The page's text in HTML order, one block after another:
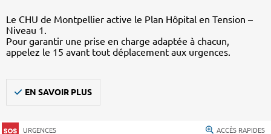
Le CHU de Montpellier active le Plan Hôpital en Tension –
Niveau 1.
Pour garantir une prise en charge adaptée à chacun,
appelez le 15 avant tout déplacement aux urgences.
EN SAVOIR PLUS
URGENCES ACCÈS RAPIDES